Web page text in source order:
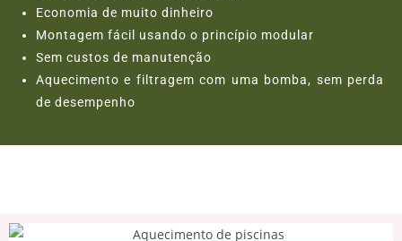
Economia de muito dinheiro
Montagem fácil usando o princípio modular
Sem custos de manutenção
Aquecimento e filtragem com uma bomba, sem perda
de desempenho